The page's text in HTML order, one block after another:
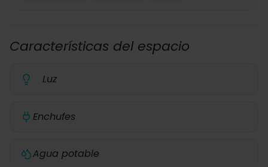
Características del espacio
Luz
Enchufes
Agua potable